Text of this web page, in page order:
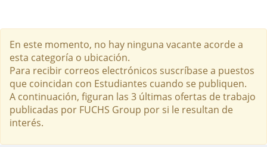
En este momento, no hay ninguna vacante acorde a
esta categoría o ubicación.
Para recibir correos electrónicos suscríbase a puestos
que coincidan con Estudiantes cuando se publiquen.
A continuación, figuran las 3 últimas ofertas de trabajo
publicadas por FUCHS Group por si le resultan de
interés.